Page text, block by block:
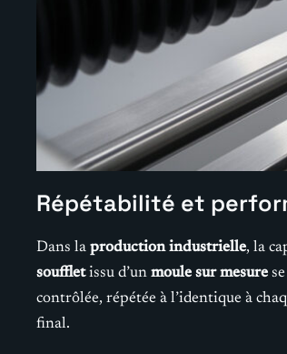
Répétabilité et
Dans la production industrielle, la
souffletissu d’un moule sur mesure
contrôlée, répétée à l’identique à
final.